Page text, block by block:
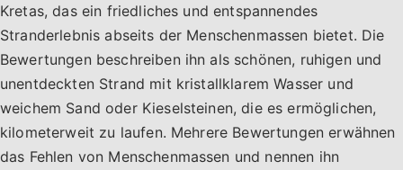
Kretas, das ein friedliches und entspannendes
Stranderlebnis abseits der Menschenmassen bietet. Die
Bewertungen beschreiben ihn als schönen, ruhigen und
unentdeckten Strand mit kristallklarem Wasser und
weichem Sand oder Kieselsteinen, die es ermöglichen,
kilometerweit zu laufen. Mehrere Bewertungen erwähnen
das Fehlen von Menschenmassen und nennen ihn